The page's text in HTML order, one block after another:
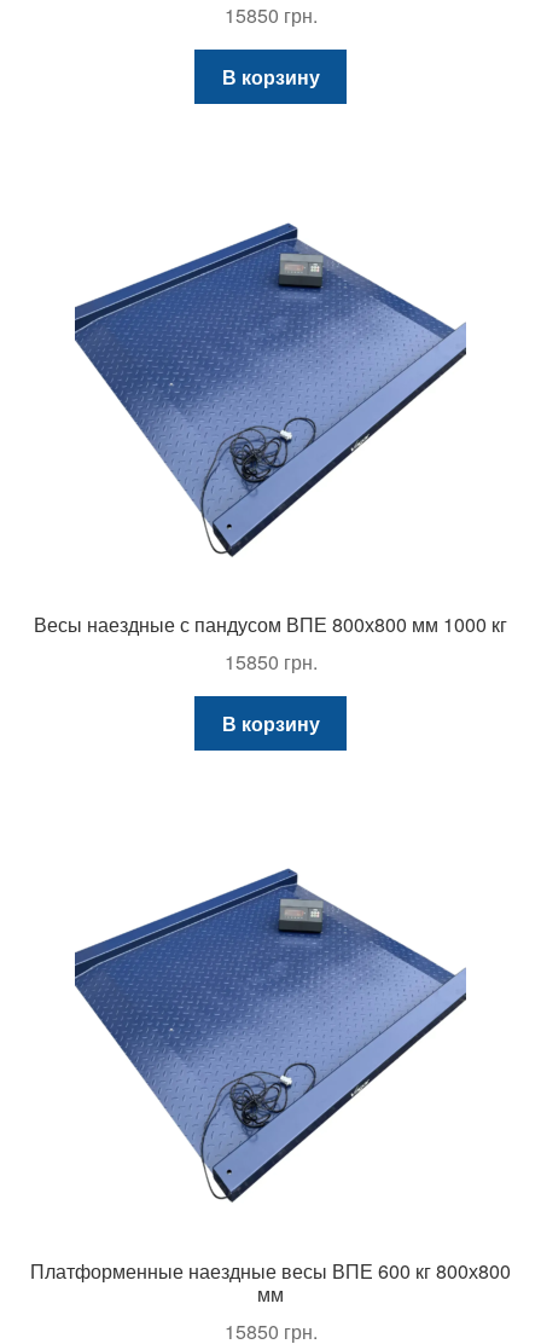
15850 грн.
В корзину
Весы наездные с пандусом ВПЕ 800х800 мм 1000 кг
15850 грн.
В корзину
Платформенные наездные весы ВПЕ 600 кг 800х800
мм
15850 грн.